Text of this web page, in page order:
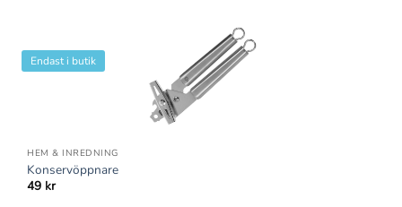
Endast i butik
HEM & INREDNING
Konservöppnare
49 kr